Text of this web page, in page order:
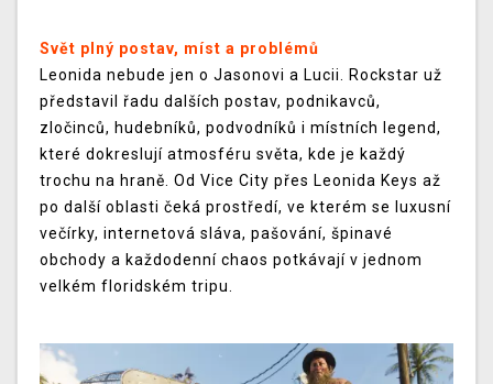
Svět plný postav, míst a problémů
Leonida nebude jen o Jasonovi a Lucii. Rockstar už
představil řadu dalších postav, podnikavců,
zločinců, hudebníků, podvodníků i místních legend,
které dokreslují atmosféru světa, kde je každý
trochu na hraně. Od Vice City přes Leonida Keys až
po další oblasti čeká prostředí, ve kterém se luxusní
večírky, internetová sláva, pašování, špinavé
obchody a každodenní chaos potkávají v jednom
velkém floridském tripu.